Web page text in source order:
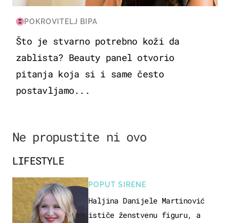
POKROVITELJ BIPA
Što je stvarno potrebno koži da
zablista? Beauty panel otvorio
pitanja koja si i same često
postavljamo...
Ne propustite ni ovo
LIFESTYLE
POPUT SIRENE
Haljina Danijele Martinović
ističe ženstvenu figuru, a